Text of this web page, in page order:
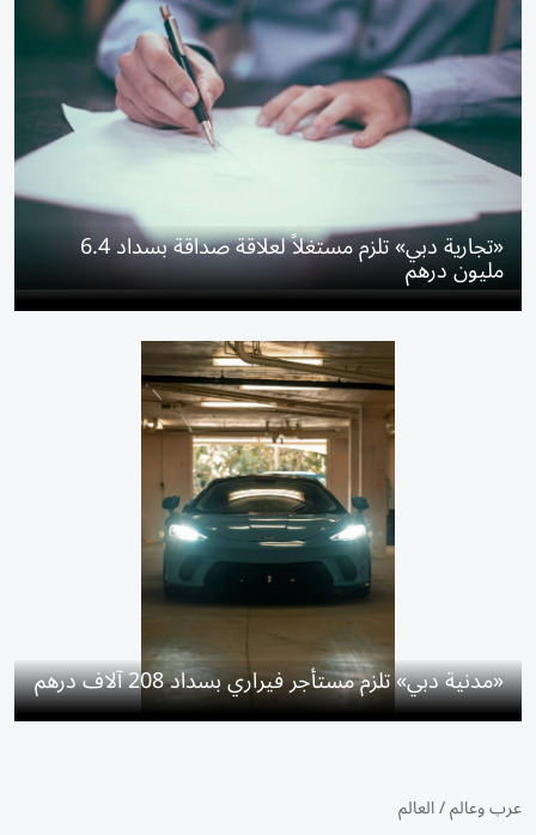
«تجارية دبي» تلزم مستغلاً لعلاقة صداقة بسداد 6.4
مليون درهم
«مدنية دبي» تلزم مستأجر فيراري بسداد 208 آلاف درهم
عرب وعالم/العالم